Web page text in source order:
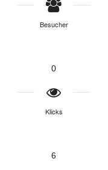
Besucher
0
Klicks
6